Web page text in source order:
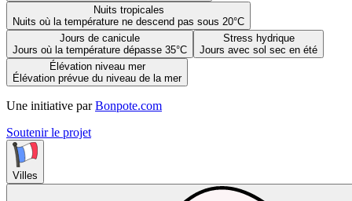
Nuits tropicales
Nuits où la température ne descend pas sous 20°C
Jours de canicule
Jours où la température dépasse 35°C
Stress hydrique
Jours avec sol sec en été
Élévation niveau mer
Élévation prévue du niveau de la mer
Une initiative par Bonpote.com
Soutenir le projet
Villes